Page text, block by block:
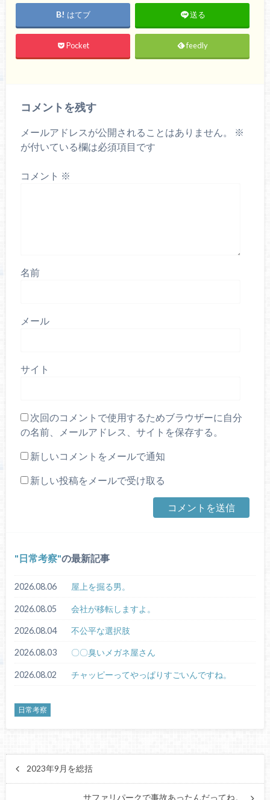
はてブ 送る
Pocket feedly
コメントを残す
メールアドレスが公開されることはありません。
※
が付いている欄は必須項目です
コメント ※
名前
メール
サイト
次回のコメントで使用するためブラウザーに自分
の名前、メールアドレス、サイトを保存する。
新しいコメントをメールで通知
新しい投稿をメールで受け取る
日常考察 の最新記事
2026.08.06 屋上を掘る男。
2026.08.05 会社が移転しますよ。
2026.08.04 不公平な選択肢
2026.08.03 〇〇臭いメガネ屋さん
2026.08.02 チャッピーってやっぱりすごいんですね。
日常考察
2023年9月を総括
サファリパークで事故あったんだってね。